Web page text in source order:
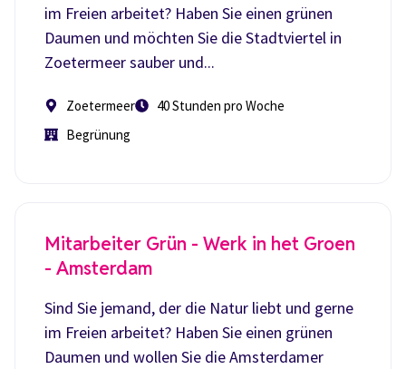
im Freien arbeitet? Haben Sie einen grünen
Daumen und möchten Sie die Stadtviertel in
Zoetermeer sauber und...
Zoetermeer
40 Stunden pro Woche
Begrünung
Mitarbeiter Grün - Werk in het Groen
- Amsterdam
Sind Sie jemand, der die Natur liebt und gerne
im Freien arbeitet? Haben Sie einen grünen
Daumen und wollen Sie die Amsterdamer